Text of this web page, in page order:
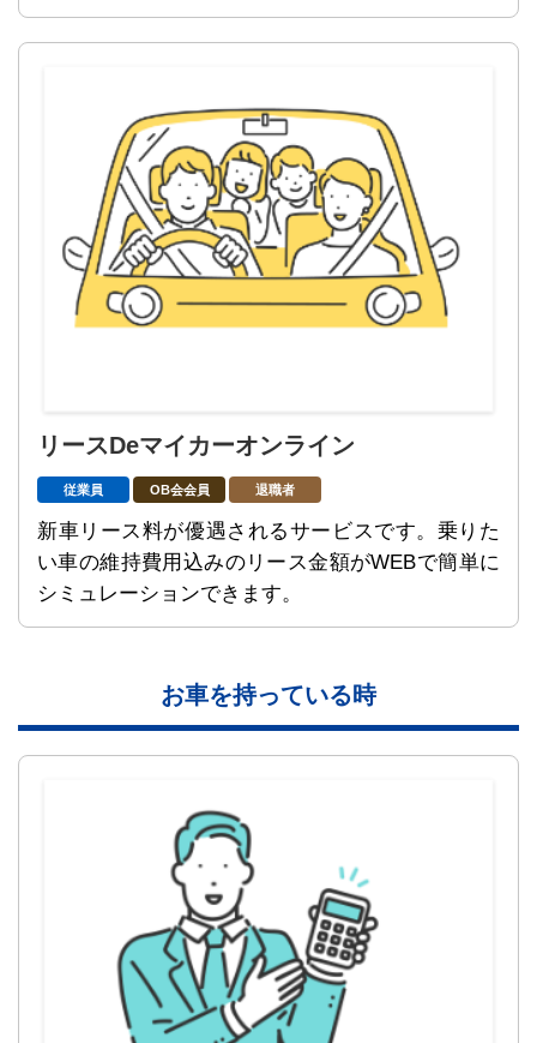
リースDeマイカーオンライン
従業員 OB会会員 退職者
新車リース料が優遇されるサービスです。乗りた
い車の維持費用込みのリース金額がWEBで簡単に
シミュレーションできます。
お車を持っている時